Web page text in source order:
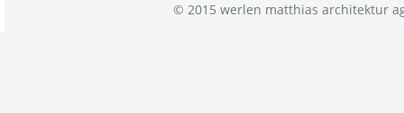
© 2015 werlen matthias architektur